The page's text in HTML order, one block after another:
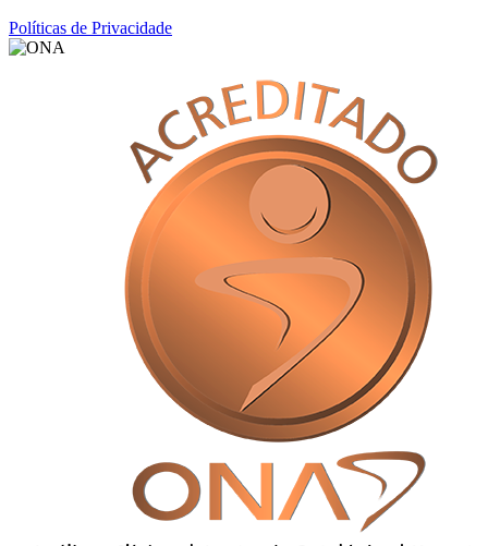
Políticas de Privacidade